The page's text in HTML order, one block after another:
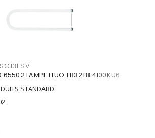
65502 LAMPE FLUO FB32T8 4100KU6
STANDARD